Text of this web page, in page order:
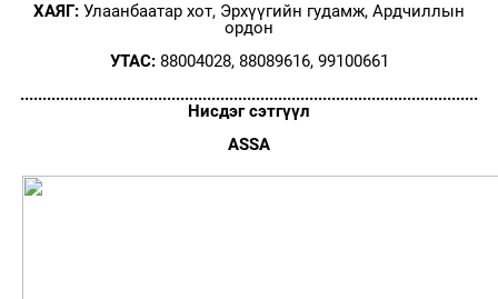
ХАЯГ: Улаанбаатар хот, Эрхүүгийн гудамж, Ардчиллын
ордон
УТАС:88004028, 88089616, 99100661
.......................................................................................................
Нисдэг сэтгүүл
ASSA